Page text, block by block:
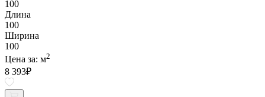
100
Длина
100
Ширина
100
Цена за: м2
8 393₽